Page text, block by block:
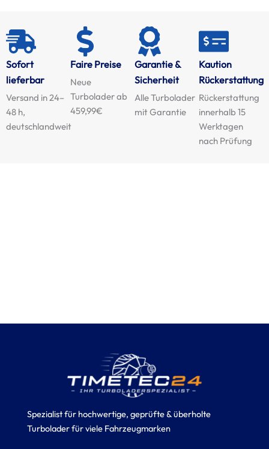
Sofort
lieferbar
Versand in 24–
48 h,
deutschlandweit
Faire Preise
Neue
Turbolader ab
459,99€
Garantie &
Sicherheit
Alle Turbolader
mit Garantie
Kaution
Rückerstattung
Rückerstattung
innerhalb 15
Werktagen
nach Prüfung
Spezialist für hochwertige, geprüfte & überholte
Turbolader für viele Fahrzeugmarken